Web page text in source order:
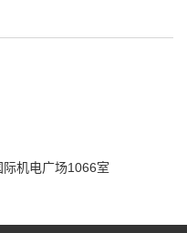
机电广场1066室